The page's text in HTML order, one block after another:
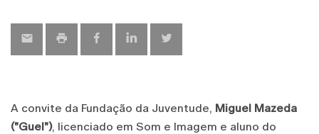
A convite da Fundação da Juventude, Miguel Mazeda
("Guel"), licenciado em Som e Imagem e aluno do